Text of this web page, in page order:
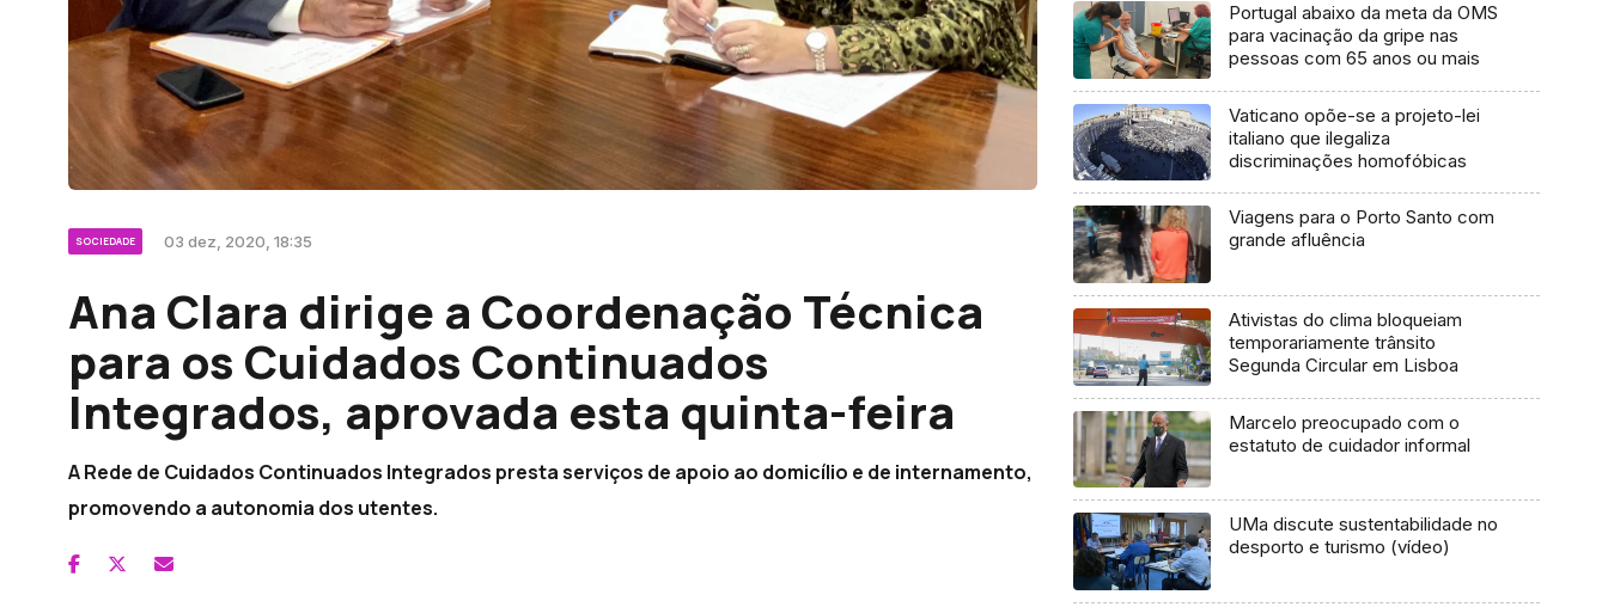
SOCIEDADE 03 dez, 2020, 18:35
Ana Clara dirige a Coordenação Técnica
para os Cuidados Continuados
Integrados, aprovada esta quinta-feira
A Rede de Cuidados Continuados Integrados presta serviços de apoio ao domicílio e de internamento,
promovendo a autonomia dos utentes.
Portugal abaixo da meta da OMS
para vacinação da gripe nas
pessoas com 65 anos ou mais
Vaticano opõe-se a projeto-lei
italiano que ilegaliza
discriminações homofóbicas
Viagens para o Porto Santo com
grande afluência
Ativistas do clima bloqueiam
temporariamente trânsito
Segunda Circular em Lisboa
Marcelo preocupado com o
estatuto de cuidador informal
UMa discute sustentabilidade no
desporto e turismo (vídeo)